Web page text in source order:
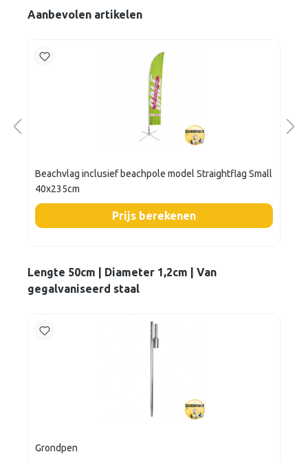
Aanbevolen artikelen
Beachvlag inclusief beachpole model Straightflag Small
40x235cm
Prijs berekenen
Lengte 50cm | Diameter 1,2cm | Van
gegalvaniseerd staal
Grondpen